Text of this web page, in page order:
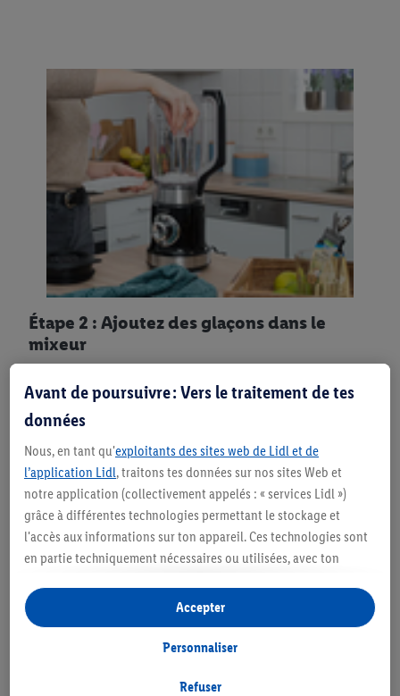
Étape 2 : Ajoutez des glaçons dans le
mixeur
Remplissez le mixeur avec cinq à dix glaçons. Pour que
le mixeur puisse briser les glaçons, il doit avoir une
puissance d'au moins 1000 watts et une vitesse d'au
moins 10 000 tours.
Avant de poursuivre : Vers le traitement de tes
données
Nous, en tant qu'exploitants des sites web de Lidl et de
l’application Lidl, traitons tes données sur nos sites Web et
notre application (collectivement appelés : « services Lidl »)
grâce à différentes technologies permettant le stockage et
l'accès aux informations sur ton appareil. Ces technologies sont
en partie techniquement nécessaires ou utilisées, avec ton
statistiques ou la publicité personnalisée à l'intérieur et à
l'extérieur des services Lidl. Si tu es membre du programme Lidl
Plus, des données relatives à ton comportement d'achat en
Sous « Personnaliser », tu peux autoriser certaines finalités
Refuser
Personnaliser
Accepter